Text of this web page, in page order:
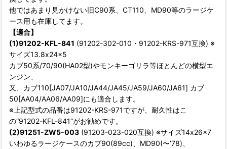
他ではあまり見かけない旧C90系、CT110、MD90等のラージケ
ース用も在庫してます。
【適合】
(1)91202-KFL-841 (91202-302-010・91202-KRS-971互換) ※
サイズ13.8x24x5
カブ50系/70/90(HA02型)やモンキーゴリラ等ほとんどの横型エ
ンジン、
又、カブ110[JA07/JA10/JA44/JA45/JA59/JA60/JA61] カブ
50[AA04/AA06/AA09]にも適合します。
※上記型式の品番は91202-KRS-971ですが、耐久性はこ
の“91202-KFL-841”がお勧めです。
(2)91251-ZW5-003 (91203-023-020互換) ※サイズ14x26x7
いわゆるラージケースのカブ90(89cc)、MD90(〜’78)、